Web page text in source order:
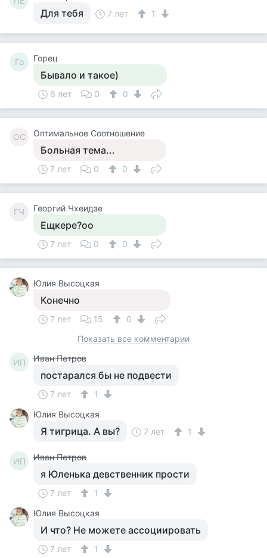
Для тебя 7 лет 1
Го Горец
Бывало и такое)
6 лет 0 0
ОС Оптимальное Соотношение
Больная тема...
7 лет 0 0
ГЧ Георгий Чхеидзе
Ещкере?оо
7 лет 0 0
Юлия Высоцкая
Конечно
7 лет 15
0
Показать все комментарии
ИП Иван Петров
постарался бы не подвести
7 лет
1
Юлия Высоцкая
Я тигрица. А вы? 7 лет 1
ИП Иван Петров
я Юленька девственник прости
7 лет
1
Юлия Высоцкая
И что? Не можете ассоциировать
7 лет 1